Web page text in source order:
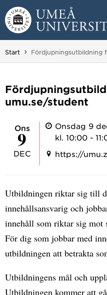
Hoppa direkt till
Huvudmenyn dold.
Start Du är här:
Fördjupningsutbildning
umu.se/student
ons
9
DEC
Onsdag 9
kl. 10:00 -
https://
Utbildningen riktar sig till
innehållsansvarig och
innehåll som riktar sig mot
För dig som jobbar med
utbildningen att betrakta
Utbildningens mål och
Utbildningen kommer att